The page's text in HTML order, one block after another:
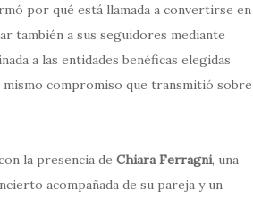
por qué está llamada a convertirse en
también a sus seguidores mediante
a las entidades benéficas elegidas
compromiso que transmitió sobre
la presencia de Chiara Ferragni, una
acompañada de su pareja y un